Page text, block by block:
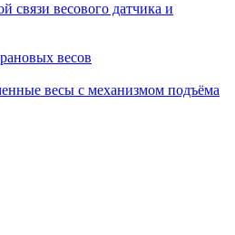
связи весового датчика и
весов
весы с механизмом подъёма